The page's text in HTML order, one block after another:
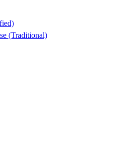
(Traditional)